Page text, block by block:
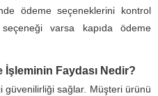
ödeme seçeneklerini kontrol
varsa kapıda ödeme
İşleminin Faydası Nedir?
güvenilirliği sağlar. Müşteri ürünü